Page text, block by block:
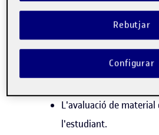
L'ús de la imatge i la
marc d'activitats
L'enregistrament
l'estudiant en el marc
L'avaluació de
l'estudiant.
Rebutjar
Configurar